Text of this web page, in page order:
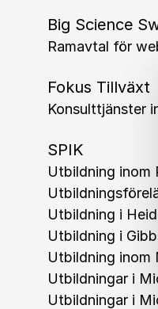
Big Science
Ramavtal för
Fokus Tillväxt
Konsulttjänster
SPIK
Utbildning inom
Utbildning i
Utbildning i
Utbildning inom
Utbildningar i
Utbildningar i